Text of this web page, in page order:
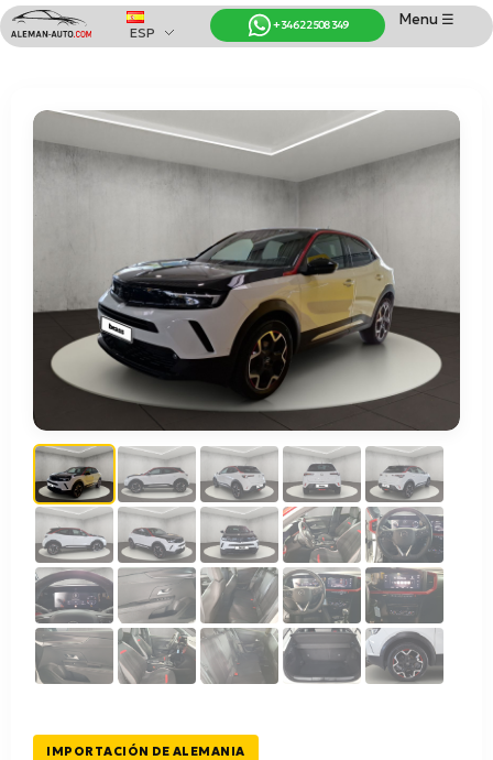
Coches de Alemania
Importación de Coches de Alemania
Menu ☰
+34 622 508 349
ESP
IMPORTACIÓN DE ALEMANIA